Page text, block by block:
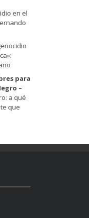
en el
para
–
a qué
que